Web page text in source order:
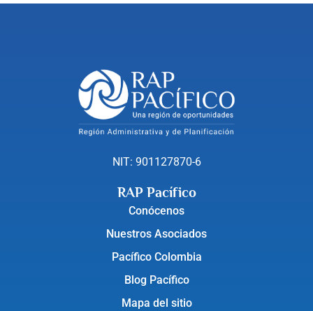
NIT: 901127870-6
RAP Pacífico
Conócenos
Nuestros Asociados
Pacífico Colombia
Blog Pacífico
Mapa del sitio